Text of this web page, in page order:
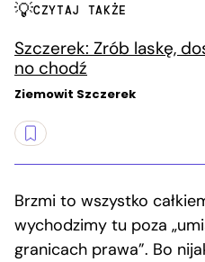
CZYTAJ TAKŻE
Szczerek: Zrób laskę,
no chodź
Ziemowit Szczerek
Brzmi to wszystko
wychodzimy tu poza
granicach prawa”. Bo